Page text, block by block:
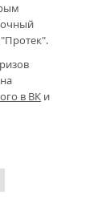
в ВК и